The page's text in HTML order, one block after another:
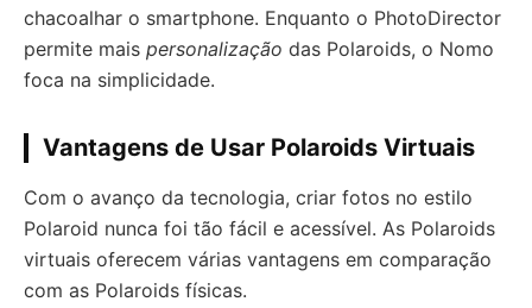
chacoalhar o smartphone. Enquanto o PhotoDirector
permite mais personalização das Polaroids, o Nomo
foca na simplicidade.
Vantagens de Usar Polaroids Virtuais
Com o avanço da tecnologia, criar fotos no estilo
Polaroid nunca foi tão fácil e acessível. As Polaroids
virtuais oferecem várias vantagens em comparação
com as Polaroids físicas.